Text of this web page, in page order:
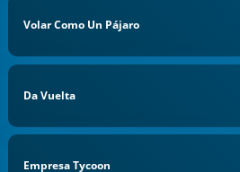
Volar Como Un Pájaro
Da Vuelta
Empresa Tycoon